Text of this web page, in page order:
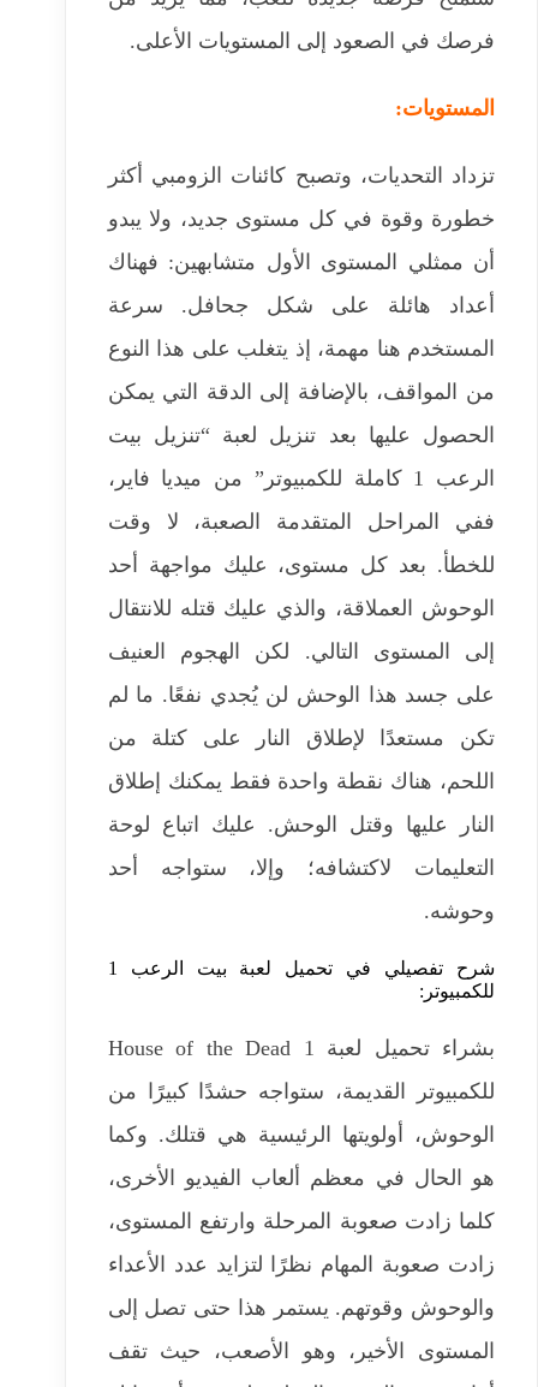
فرصك في الصعود إلى المستويات الأعلى.
المستويات:
تزداد التحديات، وتصبح كائنات الزومبي أكثر
خطورة وقوة في كل مستوى جديد، ولا يبدو
أن ممثلي المستوى الأول متشابهين: فهناك
أعداد هائلة على شكل جحافل. سرعة
المستخدم هنا مهمة، إذ يتغلب على هذا النوع
من المواقف، بالإضافة إلى الدقة التي يمكن
الحصول عليها بعد تنزيل لعبة “تنزيل بيت
الرعب 1 كاملة للكمبيوتر” من ميديا ​​فاير،
ففي المراحل المتقدمة الصعبة، لا وقت
للخطأ. بعد كل مستوى، عليك مواجهة أحد
الوحوش العملاقة، والذي عليك قتله للانتقال
إلى المستوى التالي. لكن الهجوم العنيف
على جسد هذا الوحش لن يُجدي نفعًا. ما لم
تكن مستعدًا لإطلاق النار على كتلة من
اللحم، هناك نقطة واحدة فقط يمكنك إطلاق
النار عليها وقتل الوحش. عليك اتباع لوحة
التعليمات لاكتشافه؛ وإلا، ستواجه أحد
وحوشه.
شرح تفصيلي في تحميل لعبة بيت الرعب 1
للكمبيوتر:
بشراء تحميل لعبة House of the Dead 1
للكمبيوتر القديمة، ستواجه حشدًا كبيرًا من
الوحوش، أولويتها الرئيسية هي قتلك. وكما
هو الحال في معظم ألعاب الفيديو الأخرى،
كلما زادت صعوبة المرحلة وارتفع المستوى،
زادت صعوبة المهام نظرًا لتزايد عدد الأعداء
والوحوش وقوتهم. يستمر هذا حتى تصل إلى
المستوى الأخير، وهو الأصعب، حيث تقف